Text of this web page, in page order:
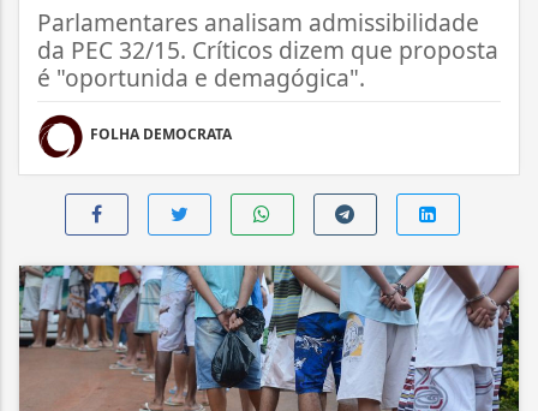
Parlamentares analisam admissibilidade
da PEC 32/15. Críticos dizem que proposta
é "oportunida e demagógica".
FOLHA DEMOCRATA